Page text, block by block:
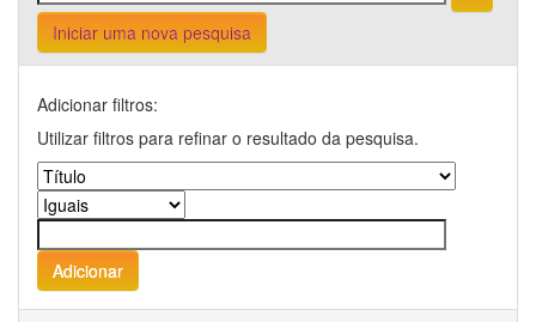
Iniciar uma nova pesquisa
Adicionar filtros:
Utilizar filtros para refinar o resultado da pesquisa.